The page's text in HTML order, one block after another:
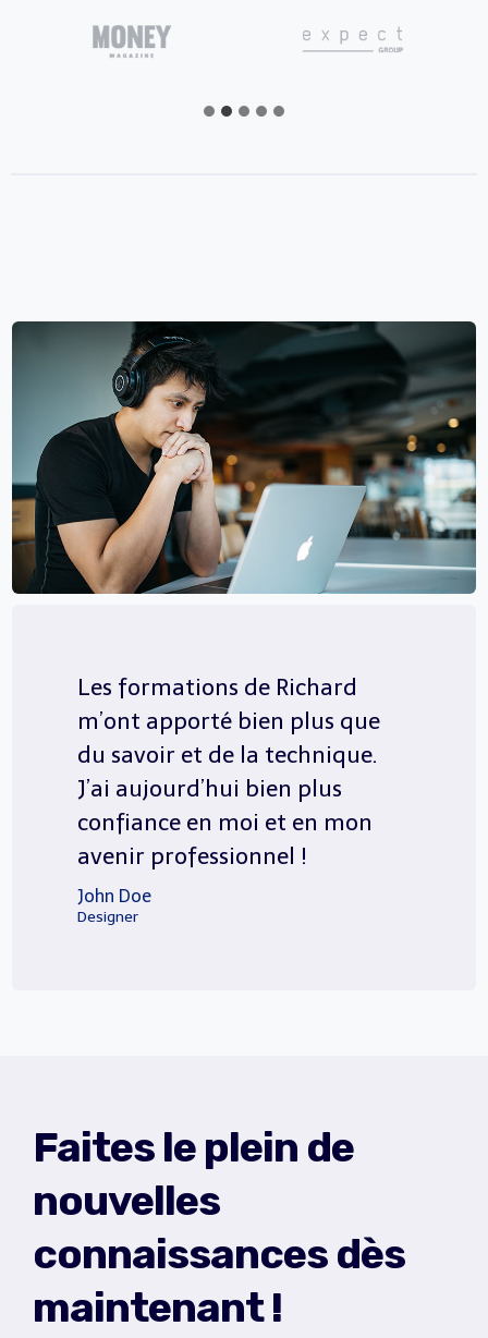
Les formations de Richard
m’ont apporté bien plus que
du savoir et de la technique.
J’ai aujourd’hui bien plus
confiance en moi et en mon
avenir professionnel !
John Doe
Designer
Faites le plein de
nouvelles
connaissances dès
maintenant !